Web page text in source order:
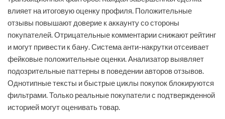
влияет на итоговую оценку профиля. Положительные
отзывы повышают доверие к аккаунту со стороны
покупателей. Отрицательные комментарии снижают рейтинг
и могут привести к бану. Система анти-накрутки отсеивает
фейковые положительные оценки. Анализатор выявляет
подозрительные паттерны в поведении авторов отзывов.
Однотипные тексты и быстрые циклы покупок блокируются
фильтрами. Только реальные покупатели с подтвержденной
историей могут оценивать товар.